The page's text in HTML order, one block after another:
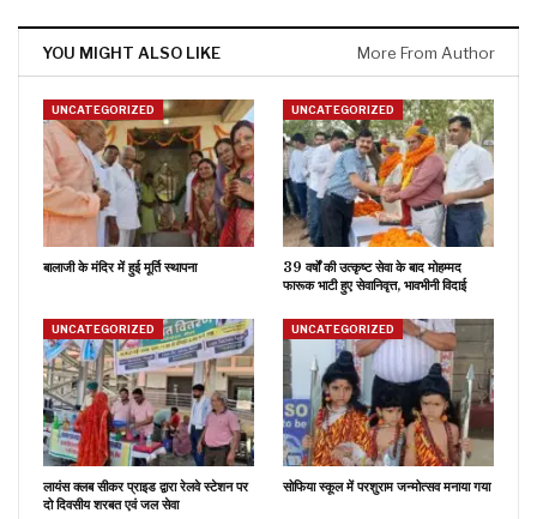
YOU MIGHT ALSO LIKE More From Author
UNCATEGORIZED
बालाजी के मंदिर में हुई मूर्ति स्थापना
UNCATEGORIZED
39 वर्षों की उत्कृष्ट सेवा के बाद मोहम्मद
फारूक भाटी हुए सेवानिवृत्त, भावभीनी विदाई
UNCATEGORIZED
लायंस क्लब सीकर प्राइड द्वारा रेलवे स्टेशन पर
दो दिवसीय शरबत एवं जल सेवा
UNCATEGORIZED
सोफिया स्कूल में परशुराम जन्मोत्सव मनाया गया